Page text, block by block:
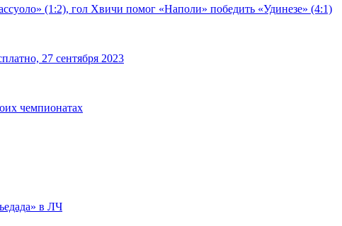
(1:2), гол Хвичи помог «Наполи» победить «Удинезе» (4:1)
27 сентября 2023
чемпионатах
в ЛЧ